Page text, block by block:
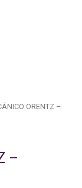
ORENTZ –
–